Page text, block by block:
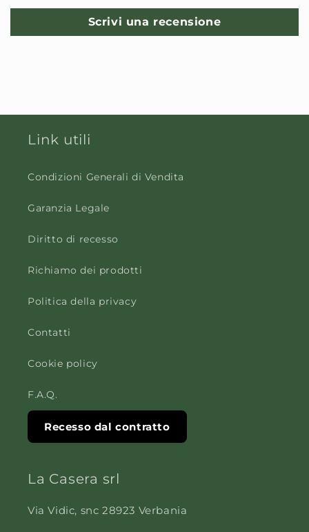
Scrivi una recensione
Link utili
Condizioni Generali di Vendita
Garanzia Legale
Diritto di recesso
Richiamo dei prodotti
Politica della privacy
Contatti
Cookie policy
F.A.Q.
Recesso dal contratto
La Casera srl
Via Vidic, snc 28923 Verbania